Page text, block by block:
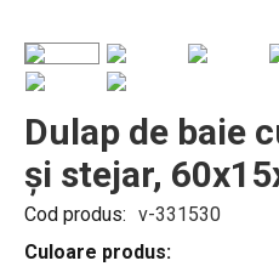
Dulap de baie
și stejar,
Cod produs: v-331530
Culoare produs: